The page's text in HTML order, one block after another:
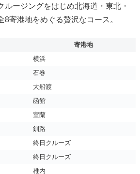
ルージングをはじめ北海道・東北・
8寄港地をめぐる贅沢なコース。
寄港地
横浜
石巻
大船渡
函館
室蘭
釧路
終日クルーズ
終日クルーズ
稚内